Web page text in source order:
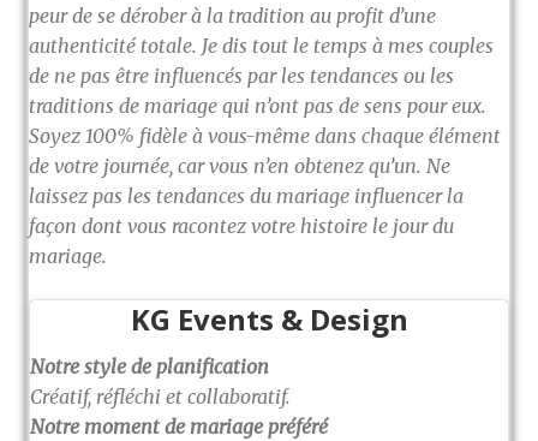
peur de se dérober à la tradition au profit d’une
authenticité totale. Je dis tout le temps à mes couples
de ne pas être influencés par les tendances ou les
traditions de mariage qui n’ont pas de sens pour eux.
Soyez 100% fidèle à vous-même dans chaque élément
de votre journée, car vous n’en obtenez qu’un. Ne
laissez pas les tendances du mariage influencer la
façon dont vous racontez votre histoire le jour du
mariage.
KG Events & Design
Notre style de planification
Créatif, réfléchi et collaboratif.
Notre moment de mariage préféré